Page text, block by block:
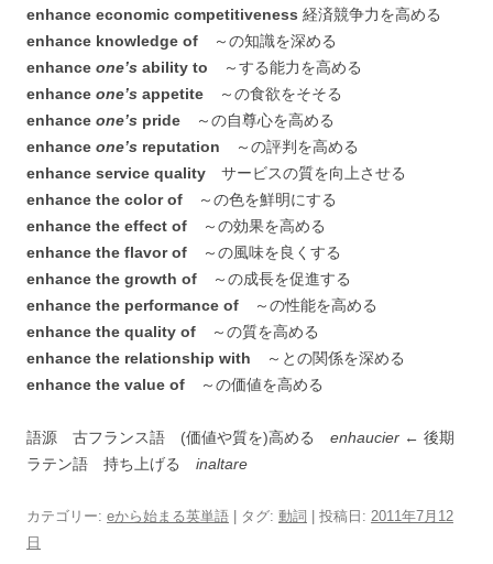
enhance economic competitiveness 経済競争力を高める
enhance knowledge of ～の知識を深める
enhance one’s ability to ～する能力を高める
enhance one’s appetite ～の食欲をそそる
enhance one’s pride ～の自尊心を高める
enhance one’s reputation ～の評判を高める
enhance service quality サービスの質を向上させる
enhance the color of ～の色を鮮明にする
enhance the effect of ～の効果を高める
enhance the flavor of ～の風味を良くする
enhance the growth of ～の成長を促進する
enhance the performance of ～の性能を高める
enhance the quality of ～の質を高める
enhance the relationship with ～との関係を深める
enhance the value of ～の価値を高める
語源 古フランス語 (価値や質を)高める enhaucier ← 後期
ラテン語 持ち上げる inaltare
カテゴリー: eから始まる英単語 | タグ: 動詞 | 投稿日: 2011年7月12
日